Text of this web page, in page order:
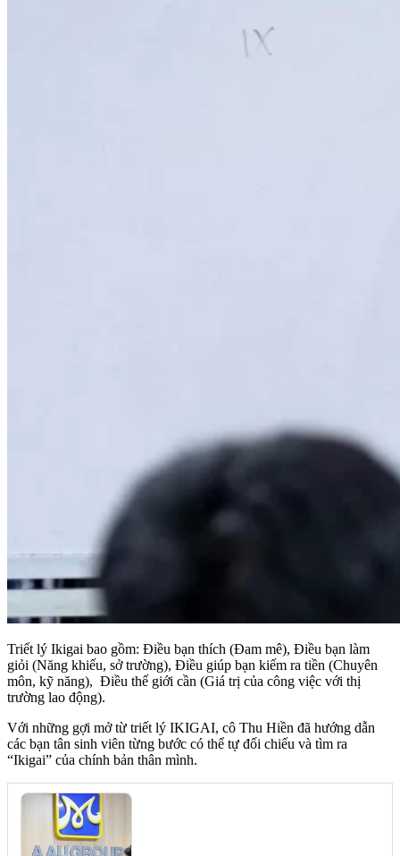
Triết lý Ikigai bao gồm: Điều bạn thích (Đam mê), Điều bạn làm
giỏi (Năng khiếu, sở trường), Điều giúp bạn kiếm ra tiền (Chuyên
môn, kỹ năng), Điều thế giới cần (Giá trị của công việc với thị
trường lao động).
Với những gợi mở từ triết lý IKIGAI, cô Thu Hiền đã hướng dẫn
các bạn tân sinh viên từng bước có thể tự đối chiếu và tìm ra
“Ikigai” của chính bản thân mình.